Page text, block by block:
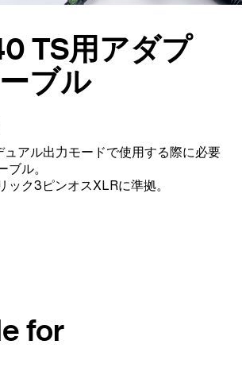
TS用アダプ
ブル
アル出力モードで使用する際に必要
ル。
ック3ピンオスXLRに準拠。
for